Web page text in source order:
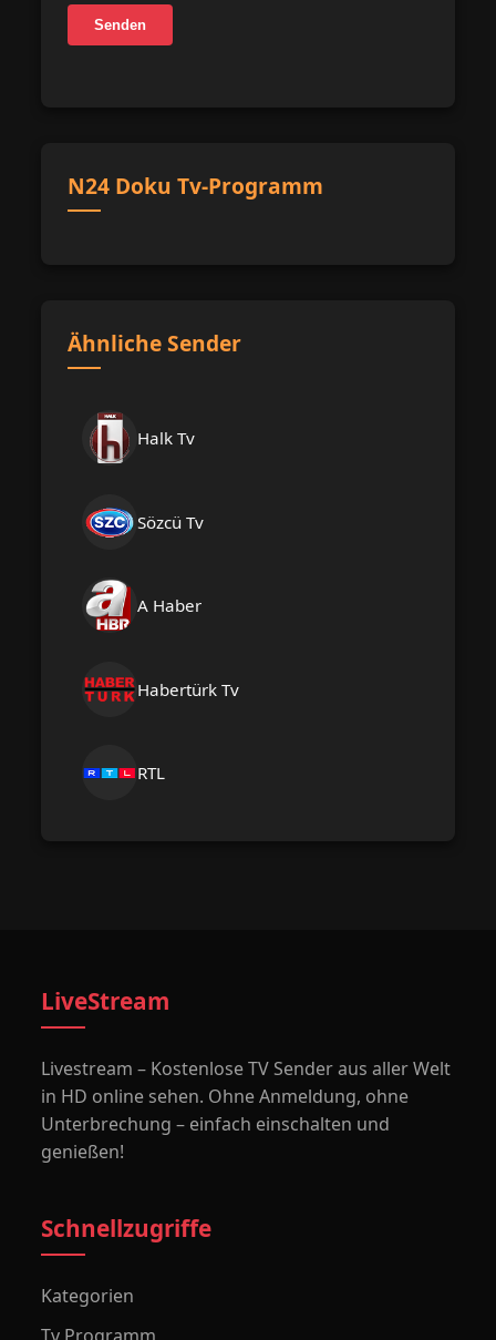
Senden
N24 Doku Tv-Programm
Ähnliche Sender
Halk Tv
Sözcü Tv
A Haber
Habertürk Tv
RTL
LiveStream
Livestream – Kostenlose TV Sender aus aller Welt
in HD online sehen. Ohne Anmeldung, ohne
Unterbrechung – einfach einschalten und
genießen!
Schnellzugriffe
Kategorien